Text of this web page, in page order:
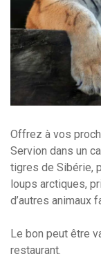
Offrez à vos
Servion dans un
tigres de Sibérie,
loups arctiques,
d’autres animaux
Le bon peut être
restaurant.